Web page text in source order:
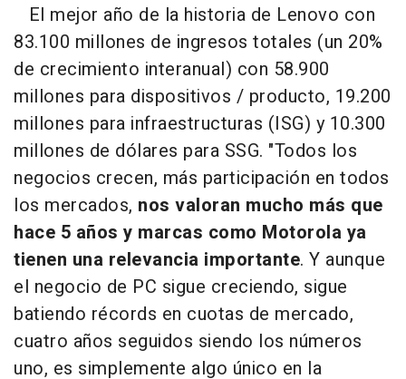
El mejor año de la historia de Lenovo con
83.100 millones de ingresos totales (un 20%
de crecimiento interanual) con 58.900
millones para dispositivos / producto, 19.200
millones para infraestructuras (ISG) y 10.300
millones de dólares para SSG. "Todos los
negocios crecen, más participación en todos
los mercados, nos valoran mucho más que
hace 5 años y marcas como Motorola ya
tienen una relevancia importante. Y aunque
el negocio de PC sigue creciendo, sigue
batiendo récords en cuotas de mercado,
cuatro años seguidos siendo los números
uno, es simplemente algo único en la